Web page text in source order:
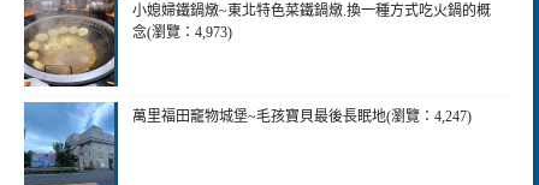
小媳婦鐵鍋燉~東北特色菜鐵鍋燉.換一種方式吃火鍋的概
念(瀏覽：4,973)
萬里福田竉物城堡~毛孩寶貝最後長眠地(瀏覽：4,247)